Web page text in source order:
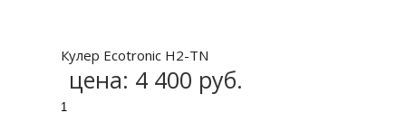
Кулер Ecotronic H2-TN
цена: 4 400 руб.